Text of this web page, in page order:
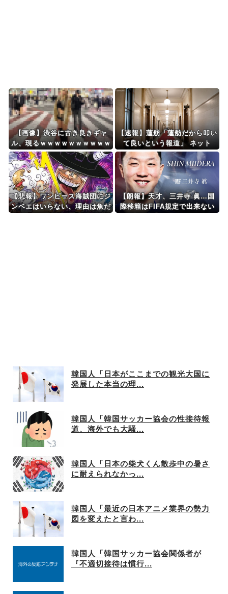
Powered by livedoor 相互RSS
【画像】渋谷に古き良きギャ
ル、現るｗｗｗｗｗｗｗｗｗｗ
ｗｗ 【Pickup08083034】
【速報】蓮舫「蓮舫だから叩い
て良いという報道」 ネット
「高市だから叩いて良いをやっ
てるのがお前だろ」
【悲報】ワンピース海賊団にジ
ンベエはいらない、理由は魚だ
【朗報】天才、三井寺 眞…国
際移籍はFIFA規定で出来ない
韓国人「日本がここまでの観光大国に
発展した本当の理...
韓国人「韓国サッカー協会の性接待報
道、海外でも大騒...
韓国人「日本の柴犬くん散歩中の暑さ
に耐えられなかっ...
韓国人「最近の日本アニメ業界の勢力
図を変えたと言わ...
韓国人「韓国サッカー協会関係者が
『不適切接待は慣行...